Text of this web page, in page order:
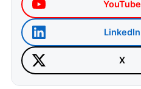
YouTube
LinkedIn
X